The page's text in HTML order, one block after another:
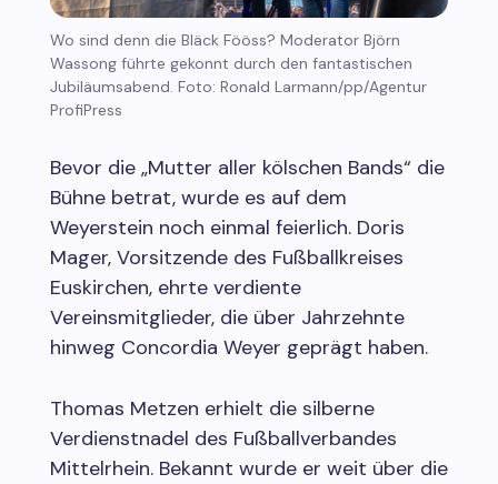
Wo sind denn die Bläck Fööss? Moderator Björn
Wassong führte gekonnt durch den fantastischen
Jubiläumsabend. Foto: Ronald Larmann/pp/Agentur
ProfiPress
Bevor die „Mutter aller kölschen Bands“ die
Bühne betrat, wurde es auf dem
Weyerstein noch einmal feierlich. Doris
Mager, Vorsitzende des Fußballkreises
Euskirchen, ehrte verdiente
Vereinsmitglieder, die über Jahrzehnte
hinweg Concordia Weyer geprägt haben.
Thomas Metzen erhielt die silberne
Verdienstnadel des Fußballverbandes
Mittelrhein. Bekannt wurde er weit über die